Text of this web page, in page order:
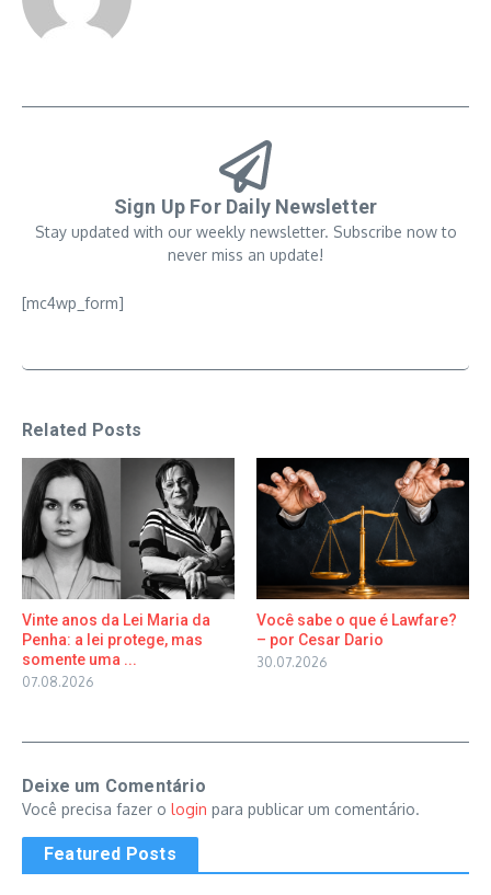
Sign Up For Daily Newsletter
Stay updated with our weekly newsletter. Subscribe now to
never miss an update!
[mc4wp_form]
Related Posts
Vinte anos da Lei Maria da
Penha: a lei protege, mas
somente uma ...
07.08.2026
Você sabe o que é Lawfare?
– por Cesar Dario
30.07.2026
Deixe um Comentário
Você precisa fazer o login para publicar um comentário.
Featured Posts